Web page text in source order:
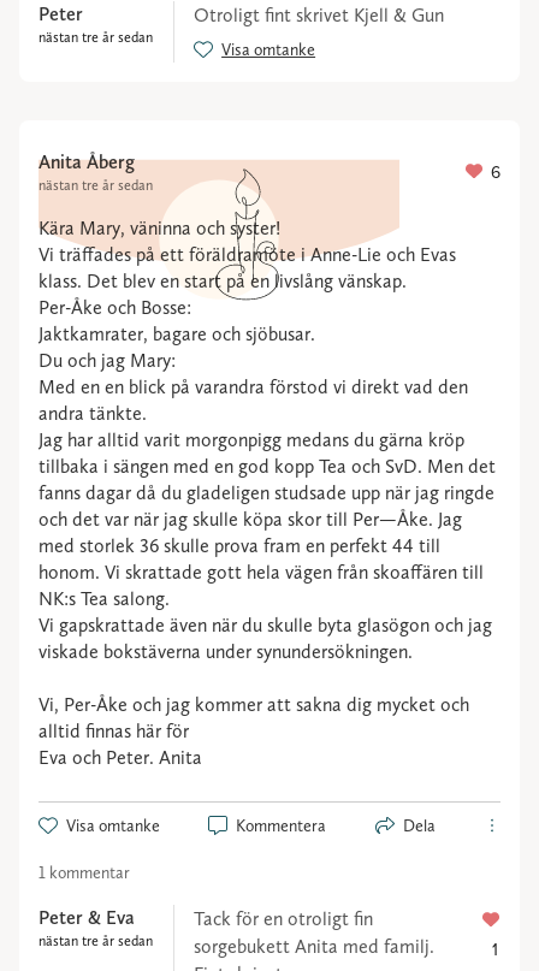
Peter
nästan tre år sedan
Otroligt fint skrivet Kjell & Gun
Visa omtanke
Anita Åberg
nästan tre år sedan
6
Kära Mary, väninna och syster!
Vi träffades på ett föräldramöte i Anne-Lie och Evas
klass. Det blev en start på en livslång vänskap.
Per-Åke och Bosse:
Jaktkamrater, bagare och sjöbusar.
Du och jag Mary:
Med en en blick på varandra förstod vi direkt vad den
andra tänkte.
Jag har alltid varit morgonpigg medans du gärna kröp
tillbaka i sängen med en god kopp Tea och SvD. Men det
fanns dagar då du gladeligen studsade upp när jag ringde
och det var när jag skulle köpa skor till Per—Åke. Jag
med storlek 36 skulle prova fram en perfekt 44 till
honom. Vi skrattade gott hela vägen från skoaffären till
NK:s Tea salong.
Vi gapskrattade även när du skulle byta glasögon och jag
viskade bokstäverna under synundersökningen.
Vi, Per-Åke och jag kommer att sakna dig mycket och
alltid finnas här för
Eva och Peter. Anita
Visa omtanke Kommentera Dela
1 kommentar
Peter & Eva
nästan tre år sedan
Tack för en otroligt fin
sorgebukett Anita med familj.
1